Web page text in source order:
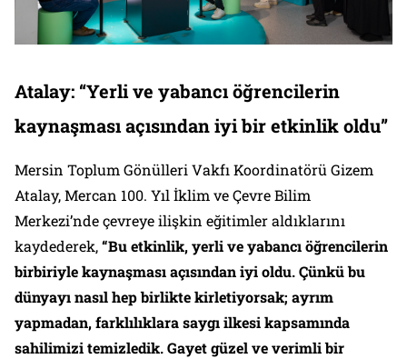
Atalay: “Yerli ve yabancı öğrencilerin
kaynaşması açısından iyi bir etkinlik oldu”
Mersin Toplum Gönülleri Vakfı Koordinatörü Gizem
Atalay, Mercan 100. Yıl İklim ve Çevre Bilim
Merkezi’nde çevreye ilişkin eğitimler aldıklarını
kaydederek,“Bu etkinlik, yerli ve yabancı öğrencilerin
birbiriyle kaynaşması açısından iyi oldu. Çünkü bu
dünyayı nasıl hep birlikte kirletiyorsak; ayrım
yapmadan, farklılıklara saygı ilkesi kapsamında
sahilimizi temizledik. Gayet güzel ve verimli bir